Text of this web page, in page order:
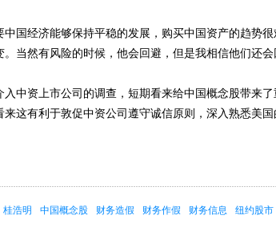
经济能够保持平稳的发展，购买中国资产的趋势很
当然有风险的时候，他会回避，但是我相信他们还会
资上市公司的调查，短期看来给中国概念股带来了
来这有利于敦促中资公司遵守诚信原则，深入熟悉美
桂浩明 中国概念股 财务造假 财务作假 财务信息 纽约股市